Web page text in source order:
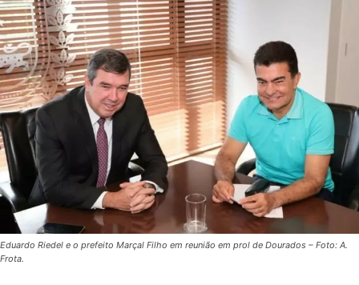
Eduardo Riedel e o prefeito Marçal Filho em reunião em prol de Dourados – Foto: A.
Frota.